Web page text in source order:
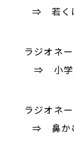
⇒ 若くは
ラジオネ
⇒ 小学生
ラジオネ
⇒ 鼻かむ